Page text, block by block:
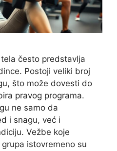
često predstavlja
Postoji veliki broj
što može dovesti do
pravog programa.
ne samo da
i snagu, već i
Vežbe koje
istovremeno su